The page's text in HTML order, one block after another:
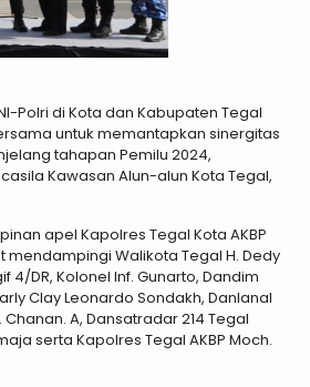
Polri di Kota dan Kabupaten Tegal
untuk memantapkan sinergitas
tahapan Pemilu 2024,
Kawasan Alun-alun Kota Tegal,
apel Kapolres Tegal Kota AKBP
mendampingi Walikota Tegal H. Dedy
4/DR, Kolonel Inf. Gunarto, Dandim
Clay Leonardo Sondakh, Danlanal
A, Dansatradar 214 Tegal
serta Kapolres Tegal AKBP Moch.